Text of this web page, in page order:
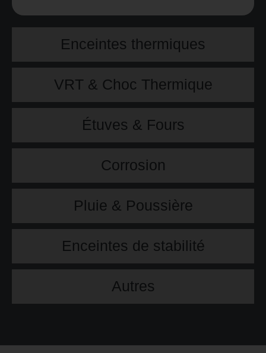
Enceintes thermiques
VRT & Choc Thermique
Étuves & Fours
Corrosion
Pluie & Poussière
Enceintes de stabilité
Autres